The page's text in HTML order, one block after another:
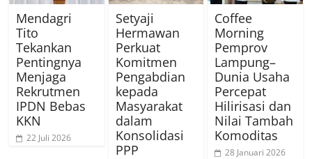
Mendagri
Tito
Tekankan
Pentingnya
Menjaga
Rekrutmen
IPDN Bebas
KKN
22 Juli 2026
Setyaji
Hermawan
Perkuat
Komitmen
Pengabdian
kepada
Masyarakat
dalam
Konsolidasi
PPP
Coffee
Morning
Pemprov
Lampung–
Dunia Usaha
Percepat
Hilirisasi dan
Nilai Tambah
Komoditas
28 Januari 2026